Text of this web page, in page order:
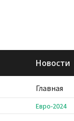
Новости
Главная
Евро-2024